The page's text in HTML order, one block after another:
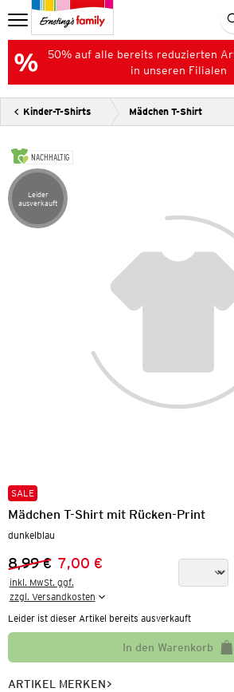
50% auf alle bereits reduzierten
in unseren Filialen
Kinder-T-Shirts Mädchen T-Shirt
NACHHALTIG
Artikel leider ausverkauft
Leider
ausverkauft
SALE
Mädchen T-Shirt mit Rücken-Print
dunkelblau
Vorheriger Preis:
8,99 €
Neuer Preis:
7,00 €
inkl. MwSt. ggf.
zzgl. Versandkosten
Leider ist dieser Artikel bereits ausverkauft
In den Warenkorb
ARTIKEL MERKEN